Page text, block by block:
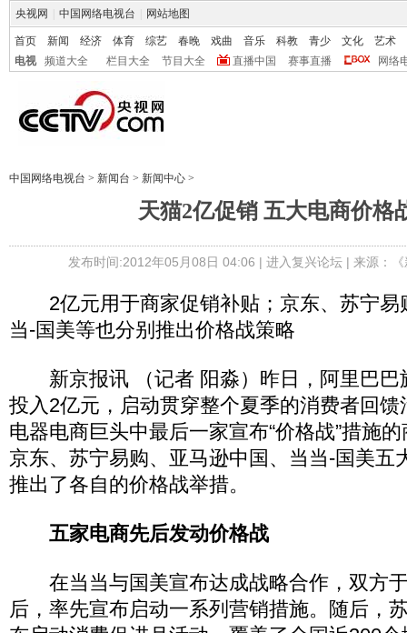
央视网 中国网络电视台 网站地图
首页 新闻 经济 体育 综艺 春晚 戏曲 音乐 科教 青少 文化
艺术
电视
频道大全 栏目大全 节目大全 直播中国 赛事直播 网络
中国网络电视台 > 新闻台 > 新闻中心 >
天猫2亿促销 五大电商价格
发布时间:2012年05月08日 04:06 | 进入复兴论坛| 来源：
2亿元用于商家促销补贴；京东、苏宁易
当-国美等也分别推出价格战策略
新京报讯 （记者 阳淼）昨日，阿里巴巴
投入2亿元，启动贯穿整个夏季的消费者回馈
电器电商巨头中最后一家宣布“价格战”措施
京东、苏宁易购、亚马逊中国、当当-国美五
推出了各自的价格战举措。
五家电商先后发动价格战
在当当与国美宣布达成战略合作，双方
后，率先宣布启动一系列营销措施。随后，